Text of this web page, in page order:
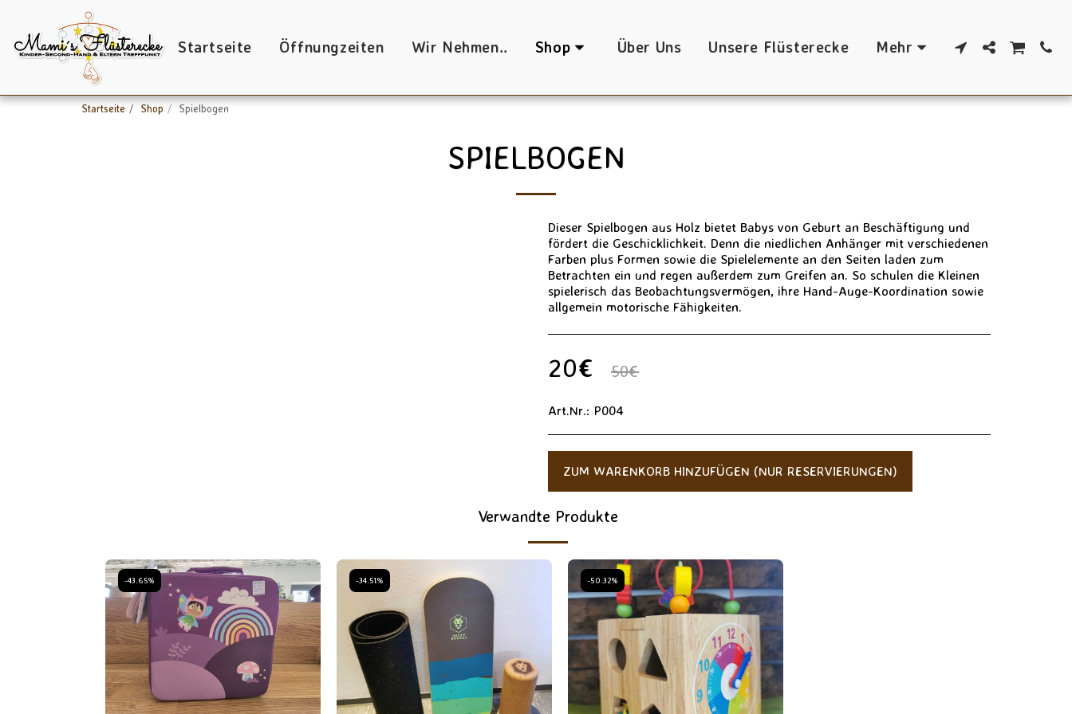
Startseite Öffnungzeiten Wir Nehmen.. Shop Über Uns Unsere Flüsterecke Mehr
Startseite Shop Spielbogen
SPIELBOGEN
Dieser Spielbogen aus Holz bietet Babys von Geburt an Beschäftigung und
fördert die Geschicklichkeit. Denn die niedlichen Anhänger mit verschiedenen
Farben plus Formen sowie die Spielelemente an den Seiten laden zum
Betrachten ein und regen außerdem zum Greifen an. So schulen die Kleinen
spielerisch das Beobachtungsvermögen, ihre Hand-Auge-Koordination sowie
allgemein motorische Fähigkeiten.
20€ 50€
Art.Nr.: P004
ZUM WARENKORB HINZUFÜGEN (NUR RESERVIERUNGEN)
Verwandte Produkte
-43.65% -34.51% -50.32%